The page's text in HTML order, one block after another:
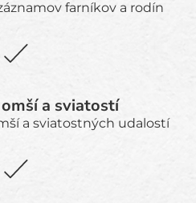
farníkov a rodín
a sviatostí
a sviatostných udalostí